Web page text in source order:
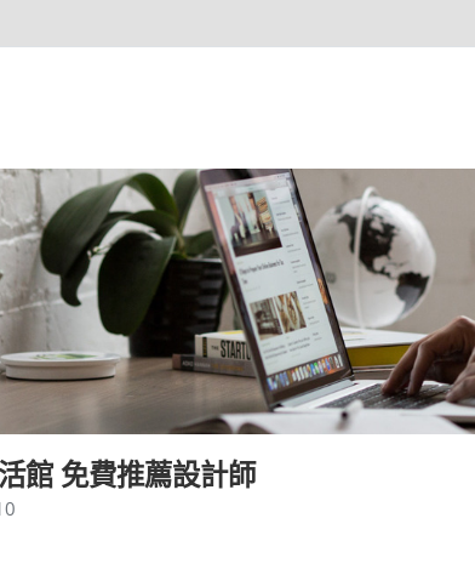
館 免費推薦設計師